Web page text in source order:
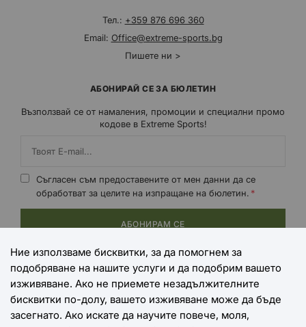
Тел.: +359 876 696 360
Email: Office@extreme-sports.bg
Пишете ни >
АБОНИРАЙ СЕ ЗА БЮЛЕТИН
Възползвай се от намаления, промоции и специални промо
кодове в Extreme Sports!
Съгласен съм предоставените от мен данни да се
обработват за целите на изпращане на бюлетин.
АБОНИРАМ СЕ
НАЧИНИ НА ПЛАЩАНЕ
Ние използваме бисквитки, за да помогнем за
подобряване на нашите услуги и да подобрим вашето
изживяване. Ако не приемете незадължителните
бисквитки по-долу, вашето изживяване може да бъде
засегнато. Ако искате да научите повече, моля,